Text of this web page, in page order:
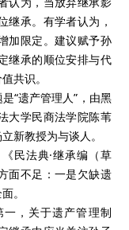
的规定。有学者赞成
化。有学者建议删
认为人民法院可以根
问题。第三，关于继
继承编，即继承范
抚养协议。有学者认
四，父母继承顺位的
人是社会实践的需
规定正是弘扬尊老爱
将父母列为第二顺位
，关于后位继承。
需要考察后位继承在